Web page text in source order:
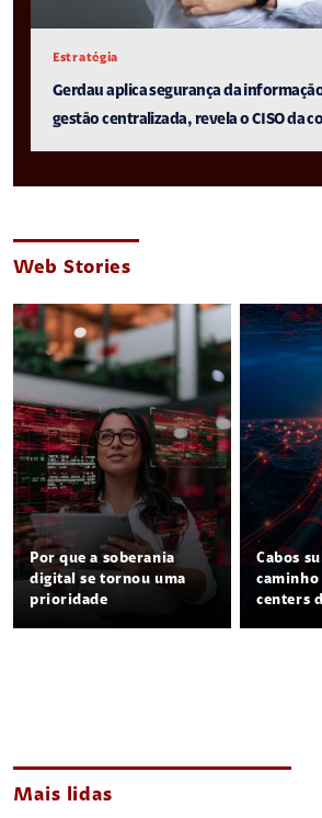
Estratégia
Gerdau aplica segurança da
gestão centralizada, revela o CISO da
Web Stories
Por que a soberania
digital se tornou uma
prioridade
Cabos
caminho
centers
Mais lidas